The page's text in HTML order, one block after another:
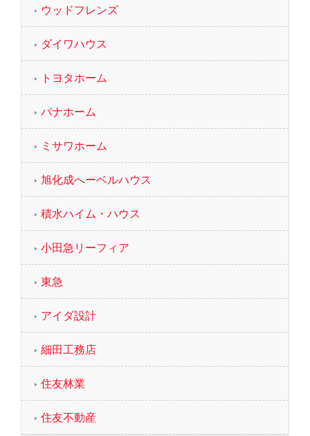
ウッドフレンズ
ダイワハウス
トヨタホーム
パナホーム
ミサワホーム
旭化成へーベルハウス
積水ハイム・ハウス
小田急リーフィア
東急
アイダ設計
細田工務店
住友林業
住友不動産